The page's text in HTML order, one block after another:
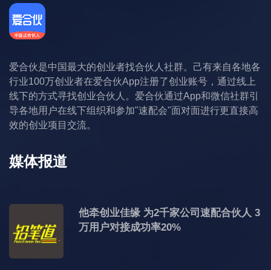
爱合伙是中国最大的创业者找合伙人社群。己有来自各地各
行业100万创业者在爱合伙App注册了创业账号，通过线上
线下的方式寻找创业合伙人。爱合伙通过App和微信社群引
导各地用户在线下组织和参加"速配会"面对面进行更直接高
效的创业项目交流。
媒体报道
他牵创业佳缘 为2千家公司速配合伙人 3
万用户对接成功率20%